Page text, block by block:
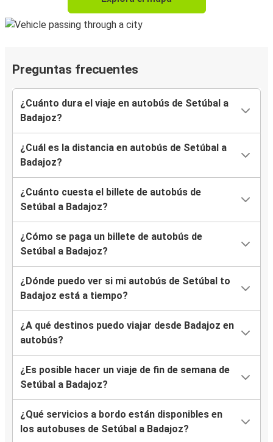
Preguntas frecuentes
¿Cuánto dura el viaje en autobús de Setúbal a
Badajoz?
¿Cuál es la distancia en autobús de Setúbal a
Badajoz?
¿Cuánto cuesta el billete de autobús de
Setúbal a Badajoz?
¿Cómo se paga un billete de autobús de
Setúbal a Badajoz?
¿Dónde puedo ver si mi autobús de Setúbal to
Badajoz está a tiempo?
¿A qué destinos puedo viajar desde Badajoz en
autobús?
¿Es posible hacer un viaje de fin de semana de
Setúbal a Badajoz?
¿Qué servicios a bordo están disponibles en
los autobuses de Setúbal a Badajoz?